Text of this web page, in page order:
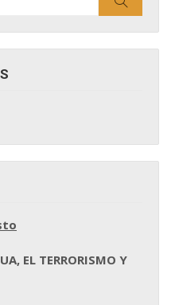
EL TERRORISMO Y